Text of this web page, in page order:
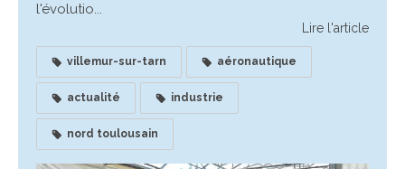
l'évolutio...
Lire l'article
villemur-sur-tarn aéronautique
actualité industrie
nord toulousain